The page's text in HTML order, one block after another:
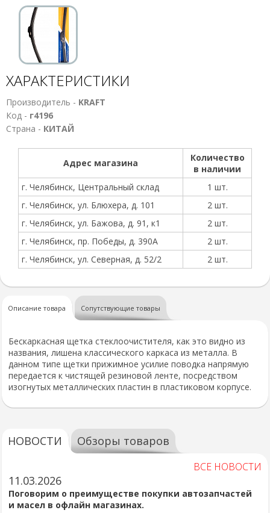
ХАРАКТЕРИСТИКИ
Производитель - KRAFT
Код - г4196
Страна - КИТАЙ
Адрес магазина
Количество
в наличии
г. Челябинск, Центральный склад
1 шт.
г. Челябинск, ул. Блюхера, д. 101
2 шт.
г. Челябинск, ул. Бажова, д. 91, к1
2 шт.
г. Челябинск, пр. Победы, д. 390А
2 шт.
г. Челябинск, ул. Северная, д. 52/2
2 шт.
Описание товара Сопутствующие товары
Бескаркасная щетка стеклоочистителя, как это видно из
названия, лишена классического каркаса из металла. В
данном типе щетки прижимное усилие поводка напрямую
передается к чистящей резиновой ленте, посредством
изогнутых металлических пластин в пластиковом корпусе.
НОВОСТИ Обзоры товаров
ВСЕ НОВОСТИ
11.03.2026
Поговорим о преимуществе покупки автозапчастей
и масел в офлайн магазинах.